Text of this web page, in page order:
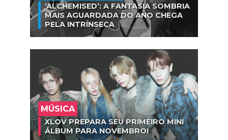
‘ALCHEMISED’: A FANTASIA SOMBRIA
MAIS AGUARDADA DO ANO CHEGA
PELA INTRÍNSECA
MÚSICA
XLOV PREPARA SEU PRIMEIRO MINI
ÁLBUM PARA NOVEMBRO!